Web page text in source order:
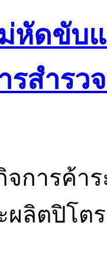
หัดขับ
รสำรว
การค้า
ผลิตปิโต